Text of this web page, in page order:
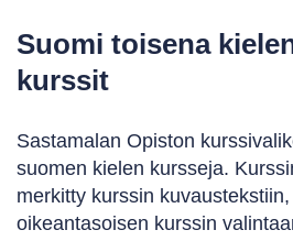
Suomi toisena
kurssit
Sastamalan Opiston
suomen kielen kursseja.
merkitty kurssin
oikeantasoisen kurssin